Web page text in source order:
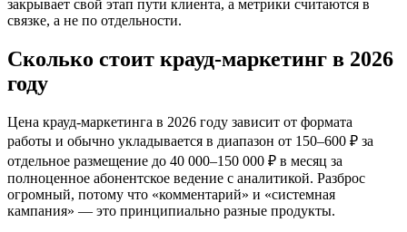
закрывает свой этап пути клиента, а метрики считаются в
связке, а не по отдельности.
Сколько стоит крауд-маркетинг в 2026
году
Цена крауд-маркетинга в 2026 году зависит от формата
работы и обычно укладывается в диапазон от 150–600 ₽ за
отдельное размещение до 40 000–150 000 ₽ в месяц за
полноценное абонентское ведение с аналитикой. Разброс
огромный, потому что «комментарий» и «системная
кампания» — это принципиально разные продукты.